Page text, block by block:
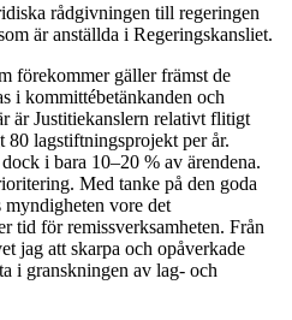
rådgivningen till regeringen
är anställda i Regeringskansliet.
förekommer gäller främst de
i kommittébetänkanden och
är Justitiekanslern relativt flitigt
80 lagstiftningsprojekt per år.
i bara 10–20 % av ärendena.
Med tanke på den goda
vore det
tid för remissverksamheten. Från
jag att skarpa och opåverkade
i granskningen av lag- och